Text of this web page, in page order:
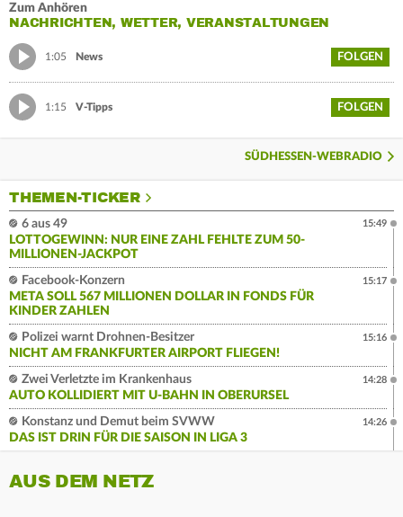
Zum Anhören
NACHRICHTEN, WETTER, VERANSTALTUNGEN
1:05 News FOLGEN
1:15 V-Tipps FOLGEN
SÜDHESSEN-WEBRADIO
THEMEN-TICKER
6 aus 49
LOTTOGEWINN: NUR EINE ZAHL FEHLTE ZUM 50-
MILLIONEN-JACKPOT
15:49
Facebook-Konzern
META SOLL 567 MILLIONEN DOLLAR IN FONDS FÜR
KINDER ZAHLEN
15:17
Polizei warnt Drohnen-Besitzer
NICHT AM FRANKFURTER AIRPORT FLIEGEN!
15:16
Zwei Verletzte im Krankenhaus
AUTO KOLLIDIERT MIT U-BAHN IN OBERURSEL
14:28
Konstanz und Demut beim SVWW
DAS IST DRIN FÜR DIE SAISON IN LIGA 3
14:26
AUS DEM NETZ